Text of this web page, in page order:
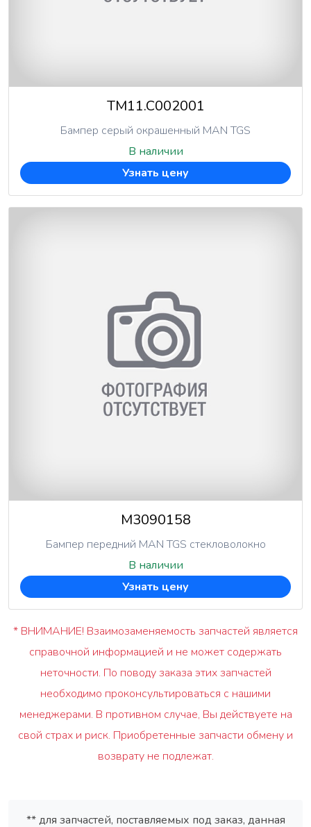
TM11.C002001
Бампер серый окрашенный MAN TGS
В наличии
Узнать цену
M3090158
Бампер передний MAN TGS стекловолокно
В наличии
Узнать цену
* ВНИМАНИЕ! Взаимозаменяемость запчастей является
справочной информацией и не может содержать
неточности. По поводу заказа этих запчастей
необходимо проконсультироваться с нашими
менеджерами. В противном случае, Вы действуете на
свой страх и риск. Приобретенные запчасти обмену и
возврату не подлежат.
** для запчастей, поставляемых под заказ, данная